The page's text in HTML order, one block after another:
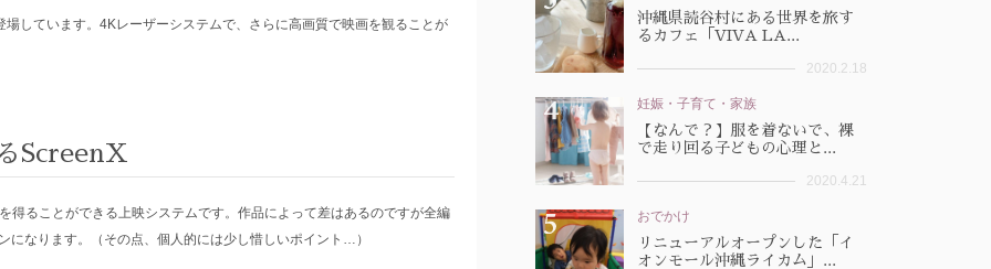
しています。4Kレーザーシステムで、さらに高画質で映画を観ることが
ScreenX
ることができる上映システムです。作品によって差はあるのですが全編
なります。（その点、個人的には少し惜しいポイント…）
沖縄県読谷村にある世界を旅す
るカフェ「VIVA LA...
2020.2.18
妊娠・子育て・家族
【なんで？】服を着ないで、裸
で走り回る子どもの心理と...
2020.4.21
おでかけ
リニューアルオープンした「イ
オンモール沖縄ライカム」...